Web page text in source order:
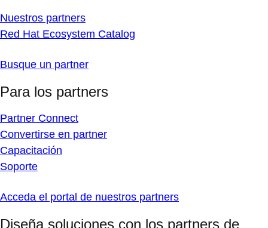
Nuestros partners
Red Hat Ecosystem Catalog
Busque un partner
Para los partners
Partner Connect
Convertirse en partner
Capacitación
Soporte
Acceda el portal de nuestros partners
Diseña soluciones con los partners de